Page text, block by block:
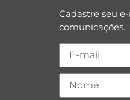
Cadastre seu
comunicações.